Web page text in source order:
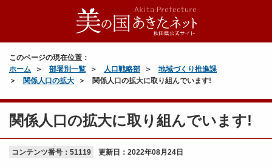
このページの現在位置：
ホーム
部署別一覧 人口戦略部
地域づくり推進課
関係人口の拡大
関係人口の拡大に取り組んでいます!
関係人口の拡大に取り組んでいます!
コンテンツ番号：51119 更新日： 2022年08月24日